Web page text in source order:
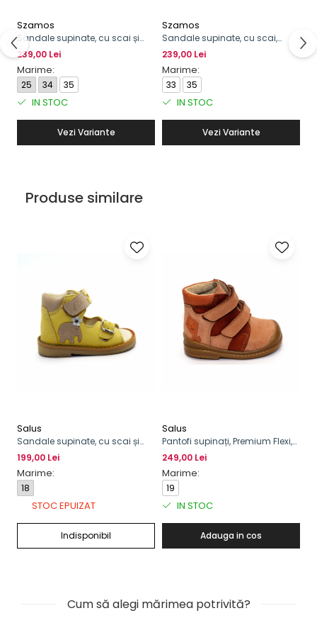
Szamos
Sandale supinate, cu scai și
cataramă, pentru băieți, model
239,00 Lei
Marime:
25 34 35
IN STOC
Vezi Variante
Szamos
Sandale supinate, cu scai,
pentru băieți, cu model de
239,00 Lei
Marime:
33 35
IN STOC
Vezi Variante
Produse similare
Salus
Sandale supinate, cu scai și
cataramă
199,00 Lei
Marime:
18
STOC EPUIZAT
Indisponibil
Salus
Pantofi supinați, Premium Flexi,
cu scai, pentru băieți
249,00 Lei
Marime:
19
IN STOC
Adauga in cos
Cum să alegi mărimea potrivită?